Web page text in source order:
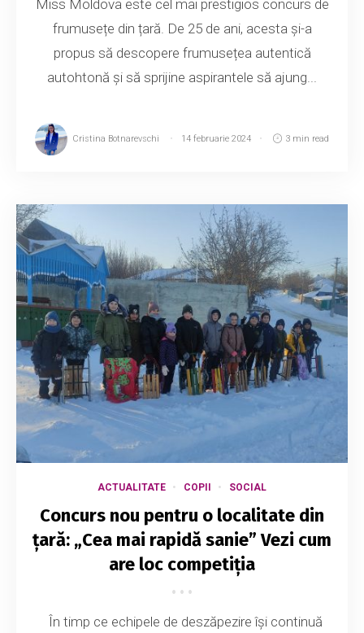
Miss Moldova este cel mai prestigios concurs de
frumusețe din țară. De 25 de ani, acesta și-a
propus să descopere frumusețea autentică
autohtonă și să sprijine aspirantele să ajung...
Cristina Botnarevschi 14 februarie 2024 3 min read
ACTUALITATE COPII SOCIAL
Concurs nou pentru o localitate din
țară: „Cea mai rapidă sanie” Vezi cum
are loc competiția
În timp ce echipele de deszăpezire își continuă